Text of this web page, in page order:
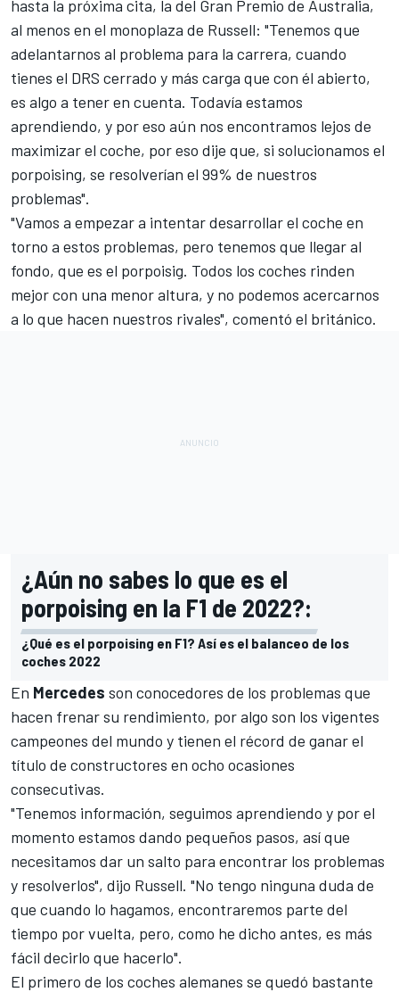
hasta la próxima cita, la del Gran Premio de Australia,
al menos en el monoplaza de Russell: "Tenemos que
adelantarnos al problema para la carrera, cuando
tienes el DRS cerrado y más carga que con él abierto,
es algo a tener en cuenta. Todavía estamos
aprendiendo, y por eso aún nos encontramos lejos de
maximizar el coche, por eso dije que, si solucionamos el
porpoising, se resolverían el 99% de nuestros
problemas".
"Vamos a empezar a intentar desarrollar el coche en
torno a estos problemas, pero tenemos que llegar al
fondo, que es el porpoisig. Todos los coches rinden
mejor con una menor altura, y no podemos acercarnos
a lo que hacen nuestros rivales", comentó el británico.
¿Aún no sabes lo que es el
porpoising en la F1 de 2022?:
¿Qué es el porpoising en F1? Así es el balanceo de los
coches 2022
En Mercedes son conocedores de los problemas que
hacen frenar su rendimiento, por algo son los vigentes
campeones del mundo y tienen el récord de ganar el
título de constructores en ocho ocasiones
consecutivas.
"Tenemos información, seguimos aprendiendo y por el
momento estamos dando pequeños pasos, así que
necesitamos dar un salto para encontrar los problemas
y resolverlos", dijo Russell. "No tengo ninguna duda de
que cuando lo hagamos, encontraremos parte del
tiempo por vuelta, pero, como he dicho antes, es más
fácil decirlo que hacerlo".
El primero de los coches alemanes se quedó bastante